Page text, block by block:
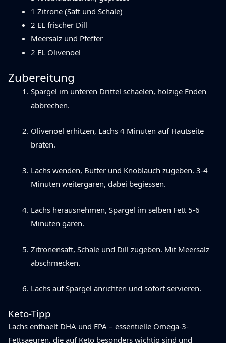
1 Zitrone (Saft und Schale)
2 EL frischer Dill
Meersalz und Pfeffer
2 EL Olivenoel
Zubereitung
Spargel im unteren Drittel schaelen, holzige Enden
abbrechen.
Olivenoel erhitzen, Lachs 4 Minuten auf Hautseite
braten.
Lachs wenden, Butter und Knoblauch zugeben. 3-4
Minuten weitergaren, dabei begiessen.
Lachs herausnehmen, Spargel im selben Fett 5-6
Minuten garen.
Zitronensaft, Schale und Dill zugeben. Mit Meersalz
abschmecken.
Lachs auf Spargel anrichten und sofort servieren.
Keto-Tipp
Lachs enthaelt DHA und EPA – essentielle Omega-3-
Fettsaeuren, die auf Keto besonders wichtig sind und